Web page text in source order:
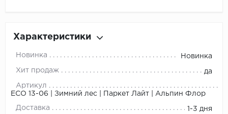
Характеристики
Новинка Новинка
Хит продаж да
Артикул
ЕСО 13-06 | Зимний лес | Паркет Лайт | Альпин Флор
Доставка 1-3 дня